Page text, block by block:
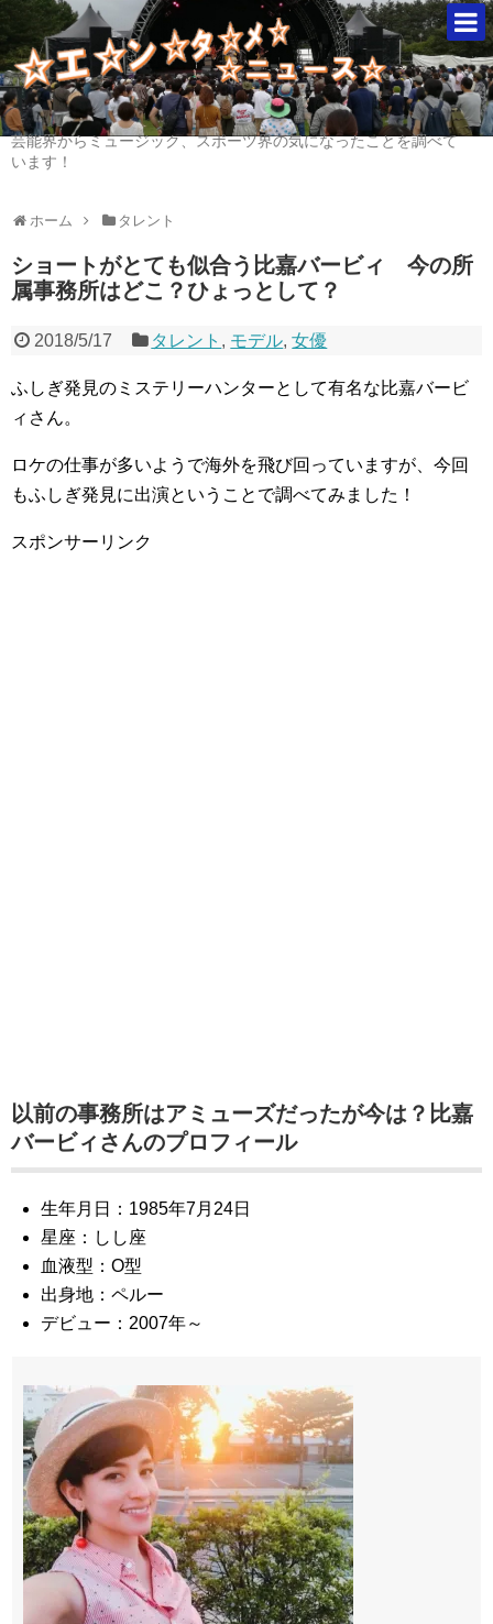
芸能界からミュージック、スポーツ界の気になったことを調べて
います！
ホーム タレント
ショートがとても似合う比嘉バービィ 今の所
属事務所はどこ？ひょっとして？
2018/5/17 タレント , モデル,女優
ふしぎ発見のミステリーハンターとして有名な比嘉バービ
ィさん。
ロケの仕事が多いようで海外を飛び回っていますが、今回
もふしぎ発見に出演ということで調べてみました！
スポンサーリンク
以前の事務所はアミューズだったが今は？比嘉
バービィさんのプロフィール
生年月日：1985年7月24日
星座：しし座
血液型：O型
出身地：ペルー
デビュー：2007年～